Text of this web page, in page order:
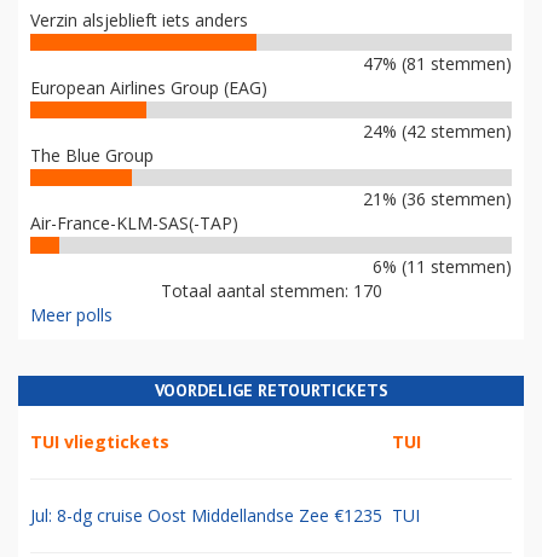
Verzin alsjeblieft iets anders
47% (81 stemmen)
European Airlines Group (EAG)
24% (42 stemmen)
The Blue Group
21% (36 stemmen)
Air-France-KLM-SAS(-TAP)
6% (11 stemmen)
Totaal aantal stemmen: 170
Meer polls
VOORDELIGE RETOURTICKETS
TUI vliegtickets TUI
Jul: 8-dg cruise Oost Middellandse Zee €1235 TUI